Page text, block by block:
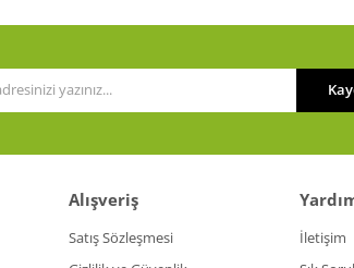
Alışveriş
Satış Sözleşmesi
İletişim